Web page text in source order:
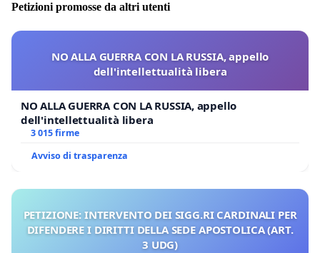
Petizioni promosse da altri utenti
NO ALLA GUERRA CON LA RUSSIA, appello
dell'intellettualità libera
NO ALLA GUERRA CON LA RUSSIA, appello
dell'intellettualità libera
3 015 firme
Avviso di trasparenza
PETIZIONE: INTERVENTO DEI SIGG.RI CARDINALI PER
DIFENDERE I DIRITTI DELLA SEDE APOSTOLICA (ART.
3 UDG)